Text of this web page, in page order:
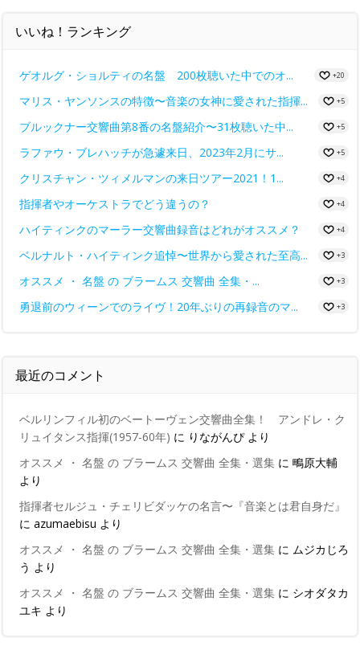
いいね！ランキング
ゲオルグ・ショルティの名盤 200枚聴いた中でのオ... +20
マリス・ヤンソンスの特徴〜音楽の女神に愛された指揮... +5
ブルックナー交響曲第8番の名盤紹介〜31枚聴いた中... +5
ラファウ・ブレハッチが急遽来日、2023年2月にサ... +5
クリスチャン・ツィメルマンの来日ツアー2021！1... +4
指揮者やオーケストラでどう違うの？ +4
ハイティンクのマーラー交響曲録音はどれがオススメ？ +4
ベルナルト・ハイティンク追悼〜世界から愛された至高... +3
オススメ ・ 名盤 の ブラームス 交響曲 全集・... +3
勇退前のウィーンでのライヴ！20年ぶりの再録音のマ... +3
最近のコメント
ベルリンフィル初のベートーヴェン交響曲全集！ アンドレ・ク
リュイタンス指揮(1957-60年) に りながんぴより
オススメ ・ 名盤 の ブラームス 交響曲 全集・選集 に 鴫原大輔
より
指揮者セルジュ・チェリビダッケの名言〜『音楽とは君自身だ』
に azumaebisu より
オススメ ・ 名盤 の ブラームス 交響曲 全集・選集 に ムジカじろ
う より
オススメ ・ 名盤 の ブラームス 交響曲 全集・選集 に シオダタカ
ユキ より